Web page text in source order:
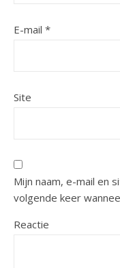
E-mail *
Site
Mijn naam, e-mail en
volgende keer
Reactie